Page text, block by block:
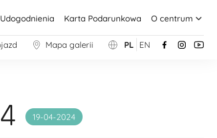
Udogodnienia Karta Podarunkowa O centrum
Mapa galerii PL EN
19-04-2024